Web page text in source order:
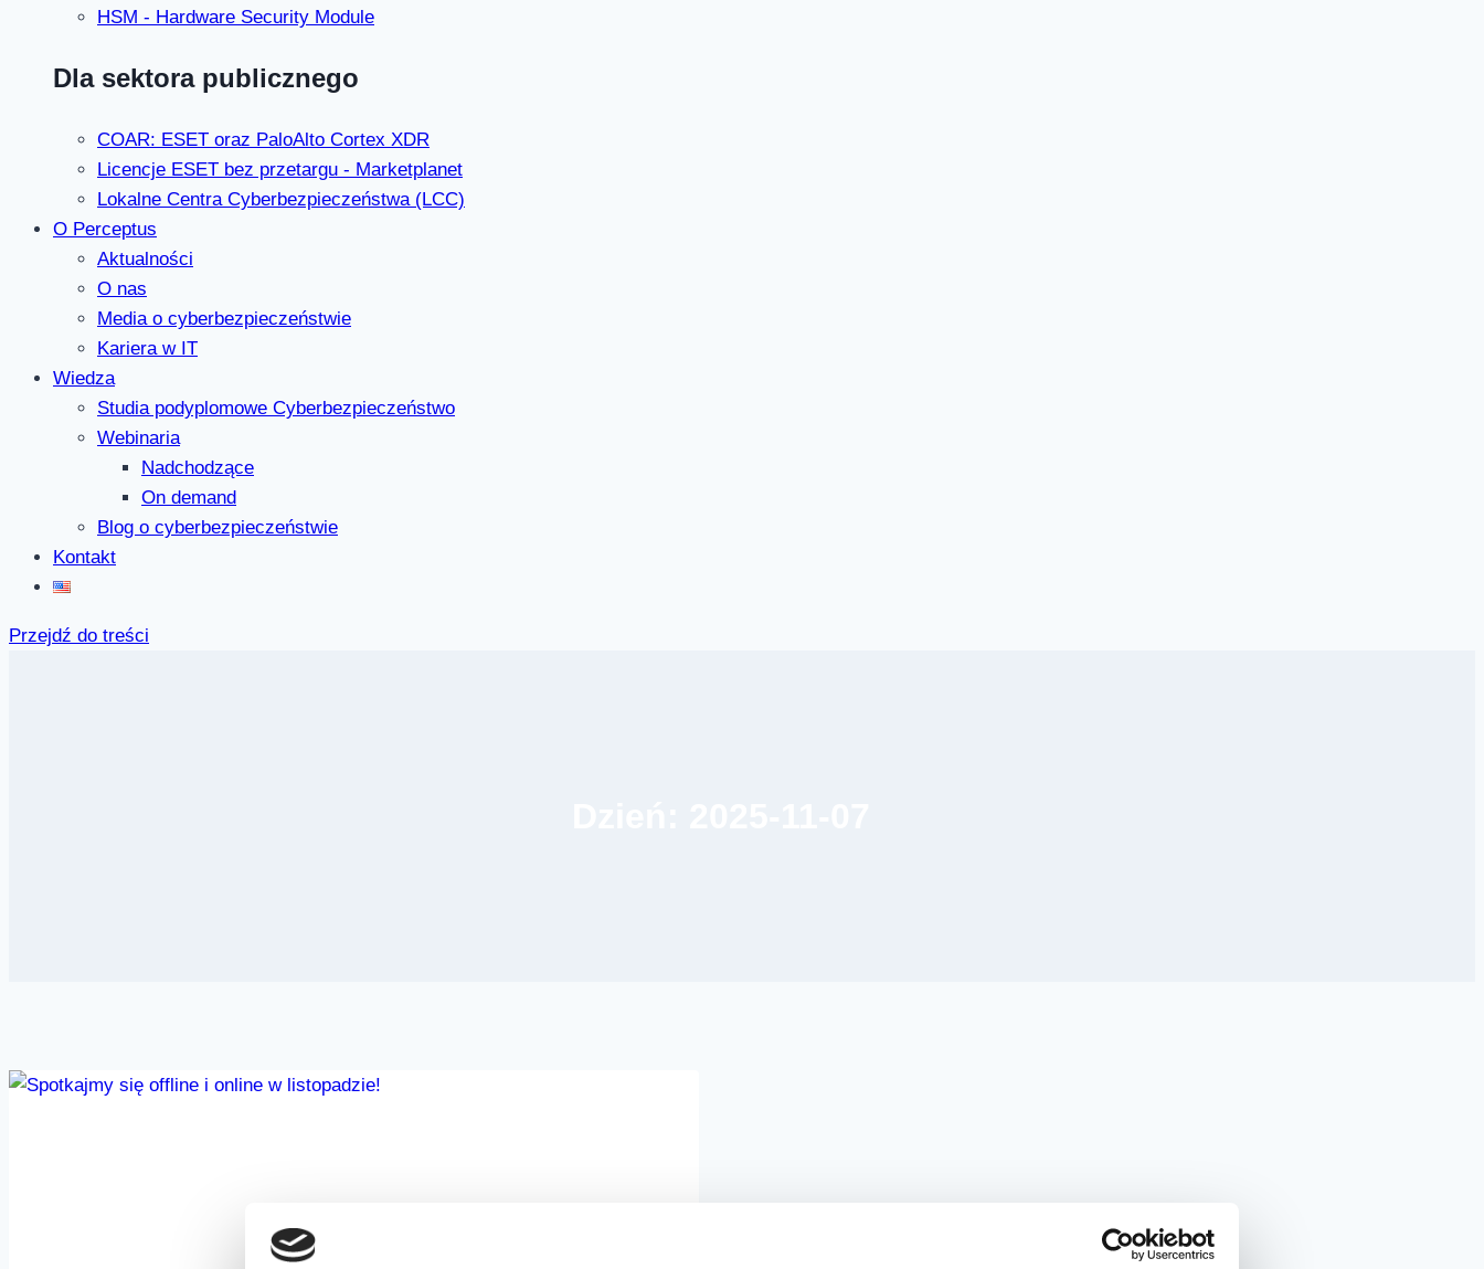
HSM - Hardware Security Module
Dla sektora publicznego
COAR: ESET oraz PaloAlto Cortex XDR
Licencje ESET bez przetargu - Marketplanet
Lokalne Centra Cyberbezpieczeństwa (LCC)
O Perceptus
Aktualności
O nas
Media o cyberbezpieczeństwie
Kariera w IT
Wiedza
Studia podyplomowe Cyberbezpieczeństwo
Webinaria
Nadchodzące
On demand
Blog o cyberbezpieczeństwie
Kontakt
Przejdź do treści